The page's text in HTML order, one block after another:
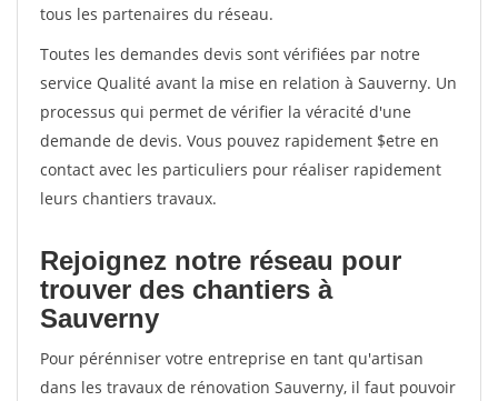
tous les partenaires du réseau.
Toutes les demandes devis sont vérifiées par notre
service Qualité avant la mise en relation à Sauverny. Un
processus qui permet de vérifier la véracité d'une
demande de devis. Vous pouvez rapidement $etre en
contact avec les particuliers pour réaliser rapidement
leurs chantiers travaux.
Rejoignez notre réseau pour
trouver des chantiers à
Sauverny
Pour pérénniser votre entreprise en tant qu'artisan
dans les travaux de rénovation Sauverny, il faut pouvoir